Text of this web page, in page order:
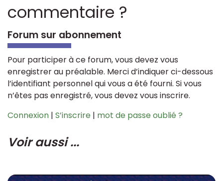
commentaire ?
Forum sur abonnement
Pour participer à ce forum, vous devez vous
enregistrer au préalable. Merci d’indiquer ci-dessous
l’identifiant personnel qui vous a été fourni. Si vous
n’êtes pas enregistré, vous devez vous inscrire.
Connexion | S’inscrire | mot de passe oublié ?
Voir aussi ...